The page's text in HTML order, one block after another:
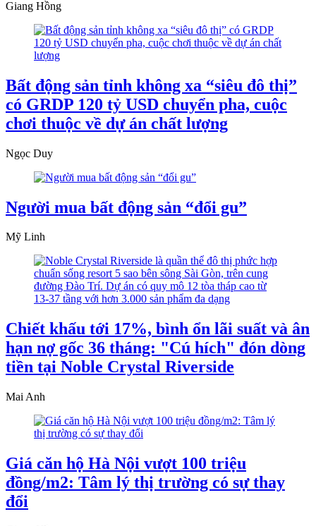
Giang Hồng
Bất động sản tỉnh không xa “siêu đô thị”
có GRDP 120 tỷ USD chuyển pha, cuộc
chơi thuộc về dự án chất lượng
Ngọc Duy
Người mua bất động sản “đổi gu”
Mỹ Linh
Chiết khấu tới 17%, bình ổn lãi suất và ân
hạn nợ gốc 36 tháng: "Cú hích" đón dòng
tiền tại Noble Crystal Riverside
Mai Anh
Giá căn hộ Hà Nội vượt 100 triệu
đồng/m2: Tâm lý thị trường có sự thay
đổi